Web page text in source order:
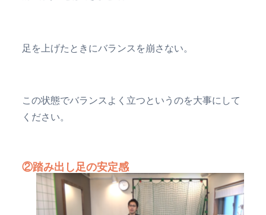
足を上げたときにバランスを崩さない。
この状態でバランスよく立つというのを大事にして
ください。
②踏み出し足の安定感